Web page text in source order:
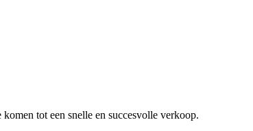
tot een snelle en succesvolle verkoop.